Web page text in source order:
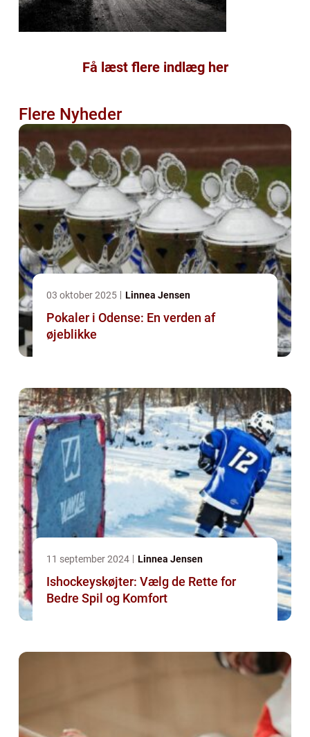
Få læst flere indlæg her
Flere Nyheder
03 oktober 2025 Linnea Jensen
Pokaler i Odense: En verden af
øjeblikke
11 september 2024 Linnea Jensen
Ishockeyskøjter: Vælg de Rette for
Bedre Spil og Komfort